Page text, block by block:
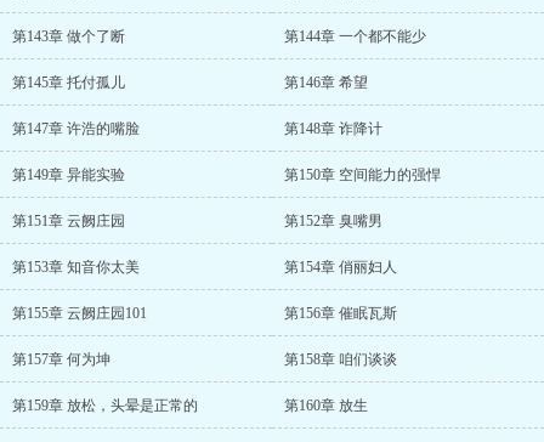
第143章 做个了断 第144章 一个都不能少
第145章 托付孤儿 第146章 希望
第147章 许浩的嘴脸 第148章 诈降计
第149章 异能实验 第150章 空间能力的强悍
第151章 云阙庄园 第152章 臭嘴男
第153章 知音你太美 第154章 俏丽妇人
第155章 云阙庄园101 第156章 催眠瓦斯
第157章 何为坤 第158章 咱们谈谈
第159章 放松，头晕是正常的 第160章 放生